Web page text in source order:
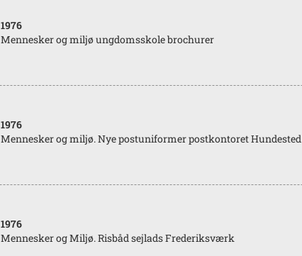
1976
Mennesker og miljø ungdomsskole brochurer
1976
Mennesker og miljø. Nye postuniformer postkontoret Hundested
1976
Mennesker og Miljø. Risbåd sejlads Frederiksværk